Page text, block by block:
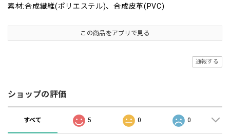
素材:合成繊維(ポリエステル)、合成皮革(PVC)
この商品をアプリで見る
通報する
ショップの評価
すべて 5 0 0